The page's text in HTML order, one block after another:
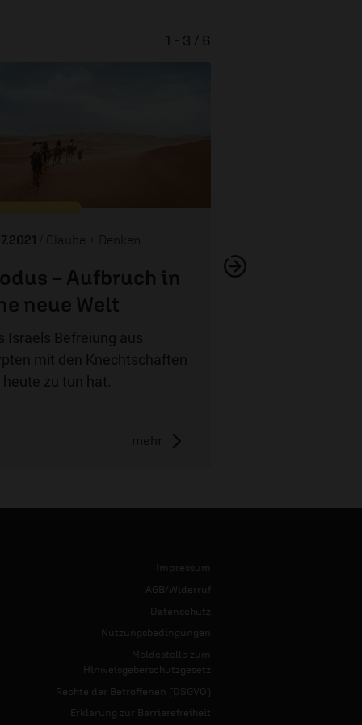
/ Glaube + Denken
– Aufbruch in
neue Welt
Israels Befreiung aus
mit den Knechtschaften
heute zu tun hat.
mehr
1 - 3 / 6
Impressum
AGB/Widerruf
Datenschutz
Nutzungsbedingungen
Meldestelle zum
Hinweisgeberschutzgesetz
Rechte der Betroffenen (DSGVO)
Erklärung zur Barrierefreiheit